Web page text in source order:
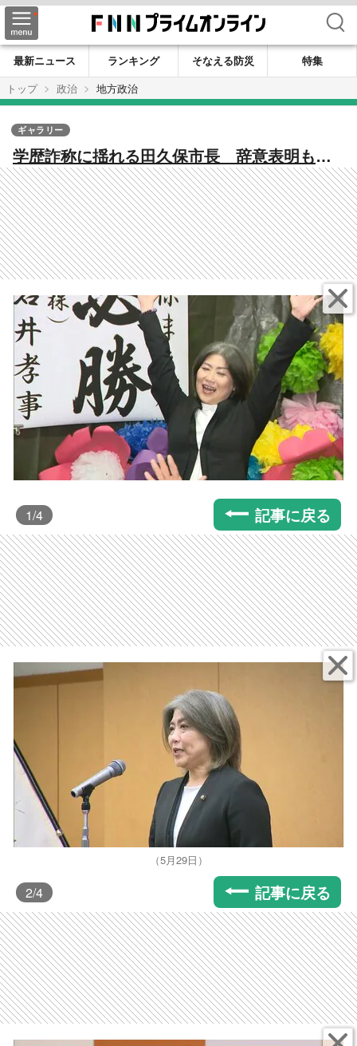
検索
最新ニュース ランキング そなえる防災
特集
トップ
政治 地方政治
学歴詐称に揺れる田久保市長 辞意表明も手
続きせず直近の会見では頑なに「辞職」の2文
字を口にせず 就任からちょうど2カ月 選挙
戦で「伊東市の革命」を標榜するも招いたの
は市政の混乱と停滞
ギャラリー
1/4 記事に戻る
（5月29日）
2/4 記事に戻る